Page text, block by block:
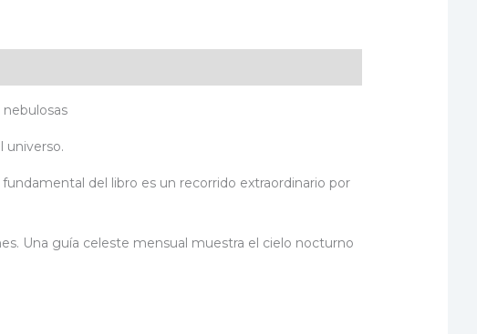
universo.
del libro es un recorrido extraordinario por
Una guía celeste mensual muestra el cielo nocturno